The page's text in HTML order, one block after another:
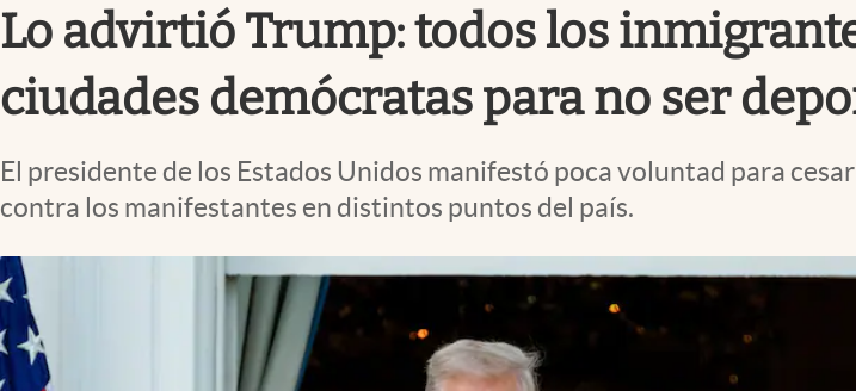
Streaming
PC y mobile
Lo advirtió Trump: todos los
ciudades demócratas para no ser
El presidente de los Estados Unidos manifestó poca voluntad para
contra los manifestantes en distintos puntos del país.